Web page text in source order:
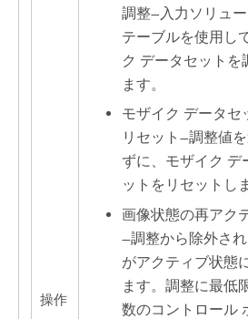
操作
調整—入力ソリュ
テーブルを使用し
ク データセットを
ます。
モザイク データセ
リセット—調整値
ずに、モザイク デ
ットをリセットし
画像状態の再アク
—調整から除外さ
がアクティブ状態
ます。調整に最低
数のコントロール